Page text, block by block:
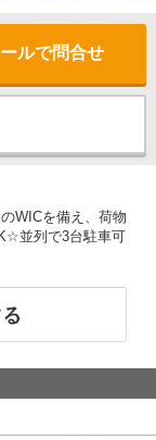
ルで問合せ
WICを備え、荷物
並列で3台駐車可